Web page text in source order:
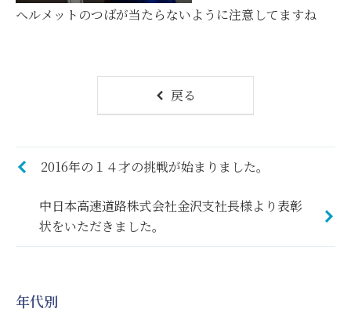
ヘルメットのつばが当たらないように注意してますね
戻る
2016年の１４才の挑戦が始まりました。
中日本高速道路株式会社金沢支社長様より表彰
状をいただきました。
年代別